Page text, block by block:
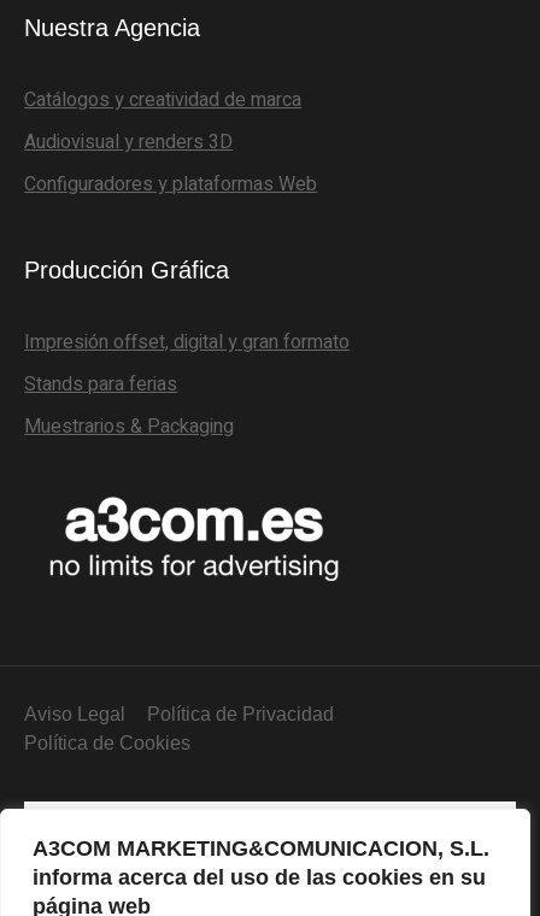
A3COM MARKETING&COMUNICACION, S.L.
informa acerca del uso de las cookies en su
página web
Nuestra Agencia
Catálogos y creatividad de marca
Audiovisual y renders 3D
Configuradores y plataformas Web
Producción Gráfica
Impresión offset, digital y gran formato
Stands para ferias
Muestrarios & Packaging
Aviso Legal
Política de Privacidad
Política de Cookies